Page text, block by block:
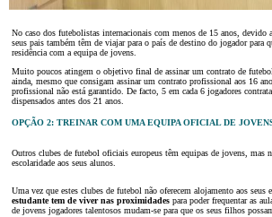
No caso dos futebolistas internacionais com menos de 15 anos, devido
seus pais também têm de viajar para o país de destino do jogador para
residência com a equipa de jovens.
Muito poucos atingem o objetivo final de assinar um contrato de
ainda, mesmo que consigam assinar um contrato profissional aos 16
profissional não está garantido. De facto, 5 em cada 6 jogadores
dispensados antes dos 21 anos.
OPÇÃO 2: TREINAR COM UMA EQUIPA OFICIAL DE
Outros clubes de futebol oficiais europeus têm equipas de jovens, mas
escolaridade aos seus alunos.
Uma vez que estes clubes de futebol não oferecem alojamento aos seus
estudante tem de viver nas proximidades para poder frequentar as
de jovens jogadores talentosos mudam-se para que os seus filhos